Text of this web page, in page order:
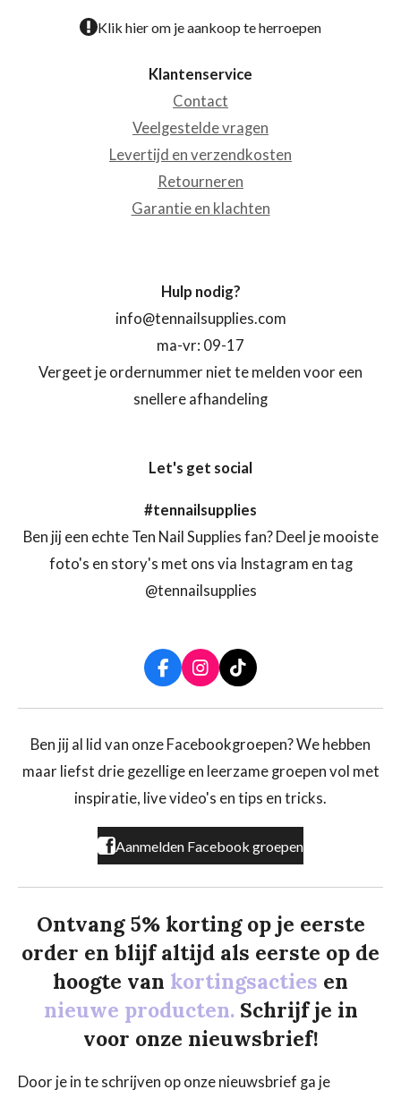
Klik hier om je aankoop te herroepen
Klantenservice
Contact
Veelgestelde vragen
Levertijd en verzendkosten
Retourneren
Garantie en klachten
Hulp nodig?
info@tennailsupplies.com
ma-vr: 09-17
Vergeet je ordernummer niet te melden voor een
snellere afhandeling
Let's get social
#tennailsupplies
Ben jij een echte Ten Nail Supplies fan? Deel je mooiste
foto's en story's met ons via Instagram en tag
@tennailsupplies
F
a
c
b
o
k
I
n
s
a
r
a
T
i
k
o
Ben jij al lid van onze Facebookgroepen? We hebben
maar liefst drie gezellige en leerzame groepen vol met
inspiratie, live video's en tips en tricks.
Aanmelden Facebook groepen
Ontvang 5% korting op je eerste
order en blijf altijd als eerste op de
hoogte van kortingsacties en
nieuwe producten. Schrijf je in
voor onze nieuwsbrief!
Door je in te schrijven op onze nieuwsbrief ga je